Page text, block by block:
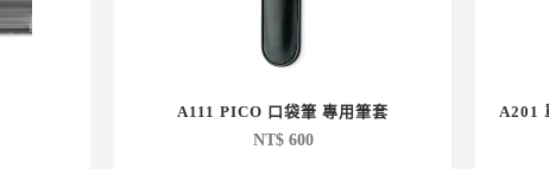
A111 PICO 口袋筆 專用筆套
NT$600
A201